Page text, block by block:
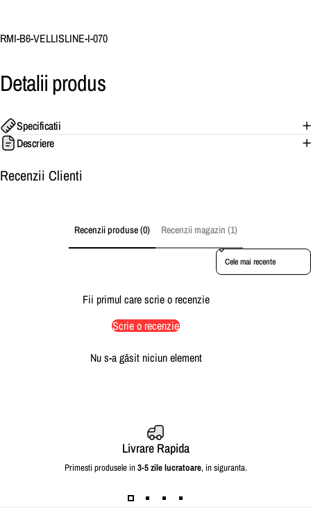
RMI-B6-VELLISLINE-I-070
Detalii produs
Specificatii
Descriere
Recenzii Clienti
Recenzii produse (0) Recenzii magazin (1)
Sort reviews by
Fii primul care scrie o recenzie
Scrie o recenzie
Nu s-a găsit niciun element
Livrare Rapida
Primesti produsele in3-5 zile lucratoare, in siguranta.